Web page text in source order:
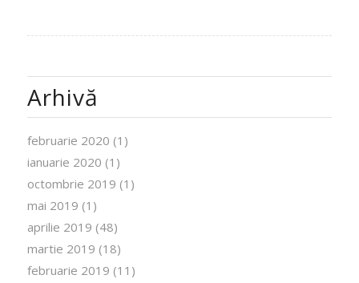
Arhivă
februarie 2020 (1)
ianuarie 2020 (1)
octombrie 2019 (1)
mai 2019 (1)
aprilie 2019 (48)
martie 2019 (18)
februarie 2019 (11)